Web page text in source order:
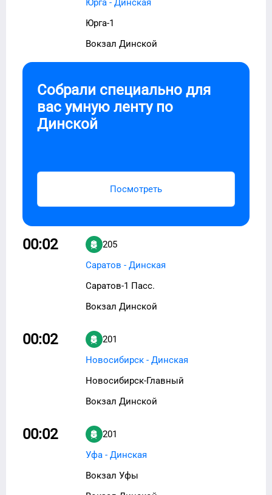
Юрга-1
Вокзал Динской
Собрали специально для
вас умную ленту по
Динской
Посмотреть
00:02
205
Саратов - Динская
Саратов-1 Пасс.
Вокзал Динской
00:02
201
Новосибирск - Динская
Новосибирск-Главный
Вокзал Динской
00:02
201
Уфа - Динская
Вокзал Уфы